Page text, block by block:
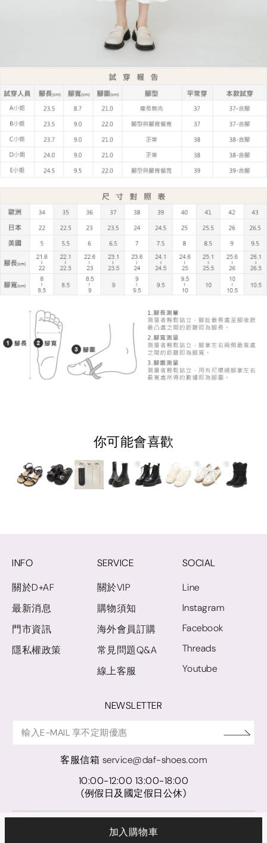
加入購物車
你可能會喜歡
INFO
關於D+AF
最新消息
門市資訊
隱私權政策
SERVICE
關於VIP
購物須知
海外會員訂購
常見問題Q&A
線上客服
SOCIAL
Line
Instagram
Facebook
Threads
Youtube
NEWSLETTER
客服信箱 service@daf-shoes.com
10:00-12:00 13:00-18:00
(例假日及國定假日公休)
© D+AF. 2024 晨希時尚股份有限公司｜統一編號 27921248